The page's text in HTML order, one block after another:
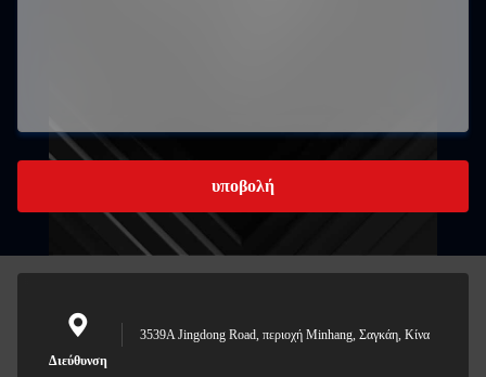
υποβολή
Διεύθυνση
3539A Jingdong Road, περιοχή Minhang, Σαγκάη, Κίνα